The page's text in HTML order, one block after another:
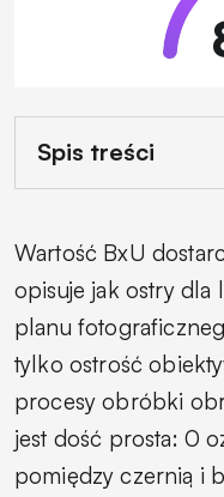
Spis treści
Wartość BxU
opisuje jak ostry dla
planu
tylko ostrość
procesy obróbki
jest dość prosta: 0
pomiędzy czernią i